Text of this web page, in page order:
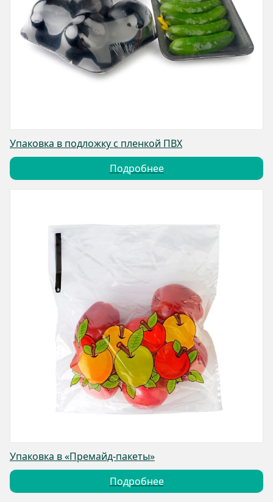
Упаковка в подложку с пленкой ПВХ
Подробнее
Упаковка в «Премайд-пакеты»
Подробнее